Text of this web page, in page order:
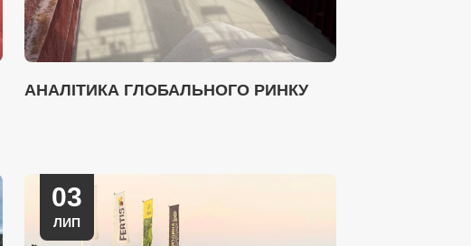
АНАЛІТИКА ГЛОБАЛЬНОГО РИНКУ
03
ЛИП